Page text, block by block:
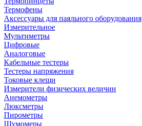
Термофены
Аксессуары для паяльного оборудования
Измерительное
Мультиметры
Цифровые
Аналоговые
Кабельные тестеры
Тестеры напряжения
Токовые клещи
Измерители физических величин
Анемометры
Люксметры
Пирометры
Шумомеры